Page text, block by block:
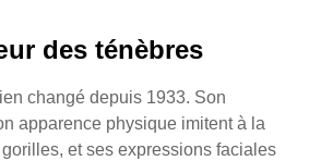
des ténèbres
changé depuis 1933. Son
apparence physique imitent à la
et ses expressions faciales